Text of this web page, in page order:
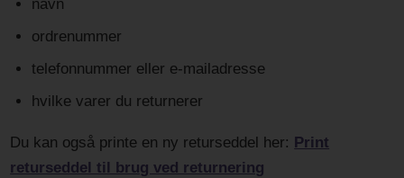
navn
ordrenummer
telefonnummer eller e-mailadresse
hvilke varer du returnerer
Du kan også printe en ny returseddel her: Print
returseddel til brug ved returnering